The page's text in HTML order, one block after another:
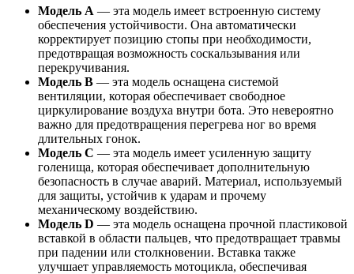
Модель A — эта модель имеет встроенную систему
обеспечения устойчивости. Она автоматически
корректирует позицию стопы при необходимости,
предотвращая возможность соскальзывания или
перекручивания.
Модель B — эта модель оснащена системой
вентиляции, которая обеспечивает свободное
циркулирование воздуха внутри бота. Это невероятно
важно для предотвращения перегрева ног во время
длительных гонок.
Модель C — эта модель имеет усиленную защиту
голенища, которая обеспечивает дополнительную
безопасность в случае аварий. Материал, используемый
для защиты, устойчив к ударам и прочему
механическому воздействию.
Модель D — эта модель оснащена прочной пластиковой
вставкой в области пальцев, что предотвращает травмы
при падении или столкновении. Вставка также
улучшает управляемость мотоцикла, обеспечивая